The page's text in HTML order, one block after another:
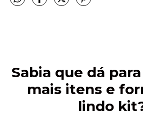
Sabia que dá
mais itens e
lindo